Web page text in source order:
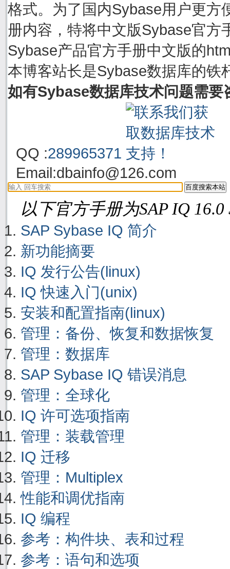
格式。为了国内Sybase用户更方
册内容，特将中文版Sybase官方
Sybase产品官方手册中文版的
本博客站长是Sybase数据库的铁
如有Sybase数据库技术问题需要
QQ :289965371
Email:dbainfo@126.com
以下官方手册为SAP IQ
SAP Sybase IQ 简介
新功能摘要
IQ 发行公告(linux)
IQ 快速入门(unix)
安装和配置指南(linux)
管理：备份、恢复和数据恢复
管理：数据库
SAP Sybase IQ 错误消息
管理：全球化
IQ 许可选项指南
管理：装载管理
IQ 迁移
管理：Multiplex
性能和调优指南
IQ 编程
参考：构件块、表和过程
参考：语句和选项